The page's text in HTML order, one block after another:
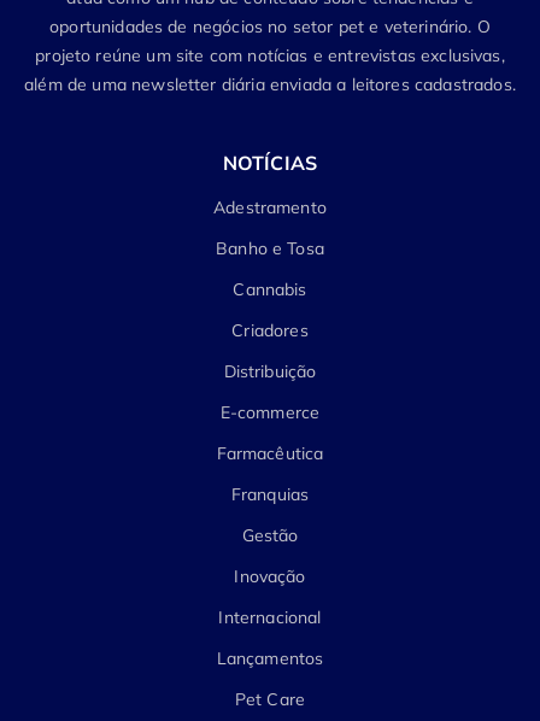
oportunidades de negócios no setor pet e veterinário. O
projeto reúne um site com notícias e entrevistas exclusivas,
além de uma newsletter diária enviada a leitores cadastrados.
NOTÍCIAS
Adestramento
Banho e Tosa
Cannabis
Criadores
Distribuição
E-commerce
Farmacêutica
Franquias
Gestão
Inovação
Internacional
Lançamentos
Pet Care